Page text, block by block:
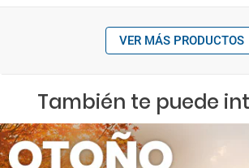
VER MÁS PRODUCTOS
También te puede